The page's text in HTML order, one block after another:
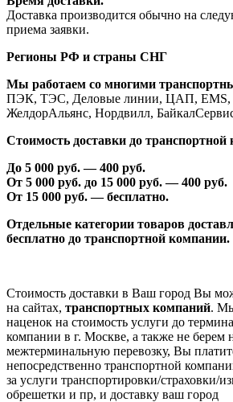
Доставка производится обычно на
приема заявки.
Регионы РФ и страны СНГ
Мы работаем со многими
ПЭК, ТЭС, Деловые линии, ЦАП, EMS,
ЖелдорАльянс, Нордвилл,
Стоимость доставки до транспортной
До 5 000 руб. —400 руб.
От 5 000 руб. до 15 000 руб. —400 руб.
От 15 000 руб. — бесплатно.
Отдельные категории товаров
бесплатно до транспортной компании.
Стоимость доставки в Ваш город Вы
на сайтах, транспортных компаний.
наценок на стоимость услуги до
компании в г. Москве, а также не берем
межтерминальную перевозку, Вы
непосредственно транспортной
за услуги транспортировки/страховки/
обрешетки и пр, и доставку ваш город